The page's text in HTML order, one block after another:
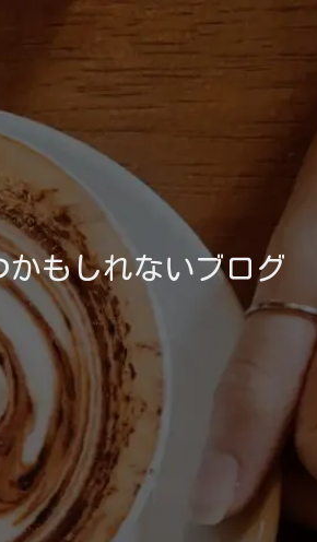
もしれないブログ